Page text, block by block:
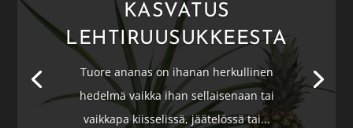
KASVATUS
LEHTIRUUSUKKEESTA
Tuore ananas on ihanan herkullinen
hedelmä vaikka ihan sellaisenaan tai
vaikkapa kiisselissä, jäätelössä tai...